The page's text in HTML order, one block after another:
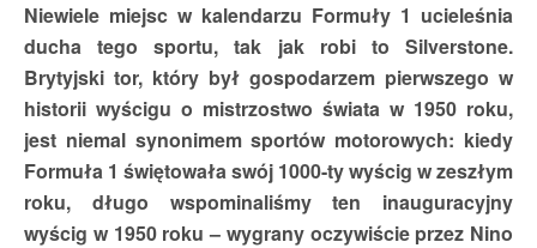
Niewiele miejsc w kalendarzu Formuły 1 ucieleśnia
ducha tego sportu, tak jak robi to Silverstone.
Brytyjski tor, który był gospodarzem pierwszego w
historii wyścigu o mistrzostwo świata w 1950 roku,
jest niemal synonimem sportów motorowych: kiedy
Formuła 1 świętowała swój 1000-ty wyścig w zeszłym
roku, długo wspominaliśmy ten inauguracyjny
wyścig w 1950 roku – wygrany oczywiście przez Nino